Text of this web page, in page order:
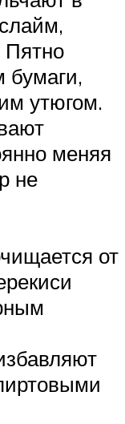
бумаги,
утюгом.
меняя
не
от